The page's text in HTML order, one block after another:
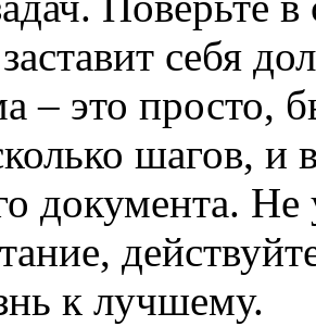
себя
– это просто,
шагов, и
документа. Не
к лучшему.